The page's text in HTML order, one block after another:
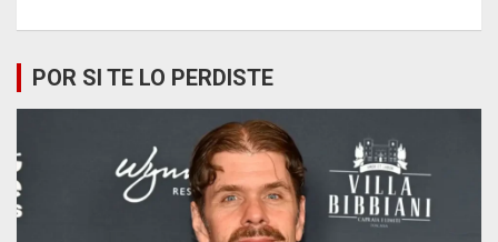
POR SI TE LO PERDISTE